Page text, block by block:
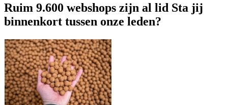
Ruim 9.600 webshops zijn al lid Sta jij
binnenkort tussen onze leden?